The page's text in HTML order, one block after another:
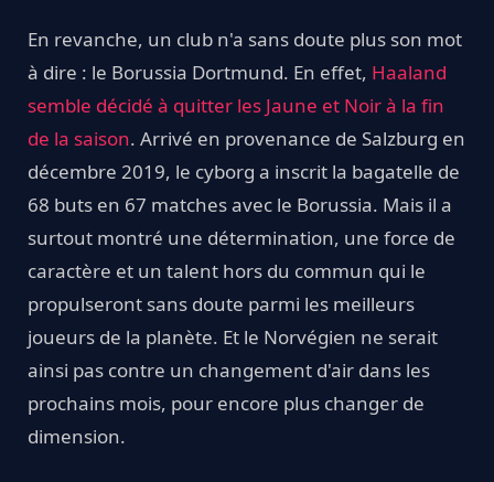
En revanche, un club n'a sans doute plus son mot
à dire : le Borussia Dortmund. En effet, Haaland
semble décidé à quitter les Jaune et Noir à la fin
de la saison. Arrivé en provenance de Salzburg en
décembre 2019, le cyborg a inscrit la bagatelle de
68 buts en 67 matches avec le Borussia. Mais il a
surtout montré une détermination, une force de
caractère et un talent hors du commun qui le
propulseront sans doute parmi les meilleurs
joueurs de la planète. Et le Norvégien ne serait
ainsi pas contre un changement d'air dans les
prochains mois, pour encore plus changer de
dimension.